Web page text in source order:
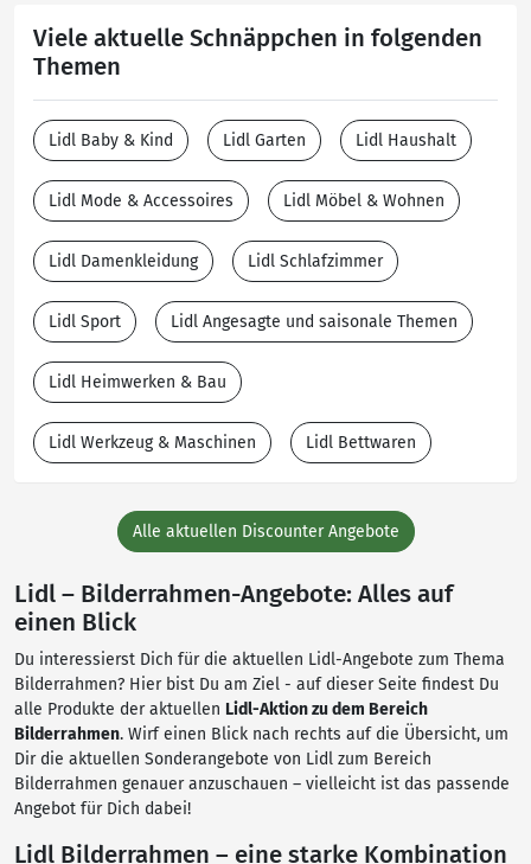
Viele aktuelle Schnäppchen in folgenden
Themen
Lidl Baby & Kind Lidl Garten Lidl Haushalt
Lidl Mode & Accessoires Lidl Möbel & Wohnen
Lidl Damenkleidung Lidl Schlafzimmer
Lidl Sport Lidl Angesagte und saisonale Themen
Lidl Heimwerken & Bau
Lidl Werkzeug & Maschinen Lidl Bettwaren
Alle aktuellen Discounter Angebote
Lidl – Bilderrahmen-Angebote: Alles auf
einen Blick
Du interessierst Dich für die aktuellen Lidl-Angebote zum Thema
Bilderrahmen? Hier bist Du am Ziel - auf dieser Seite findest Du
alle Produkte der aktuellen Lidl-Aktion zu dem Bereich
Bilderrahmen. Wirf einen Blick nach rechts auf die Übersicht, um
Dir die aktuellen Sonderangebote von Lidl zum Bereich
Bilderrahmen genauer anzuschauen – vielleicht ist das passende
Angebot für Dich dabei!
Lidl Bilderrahmen – eine starke Kombination